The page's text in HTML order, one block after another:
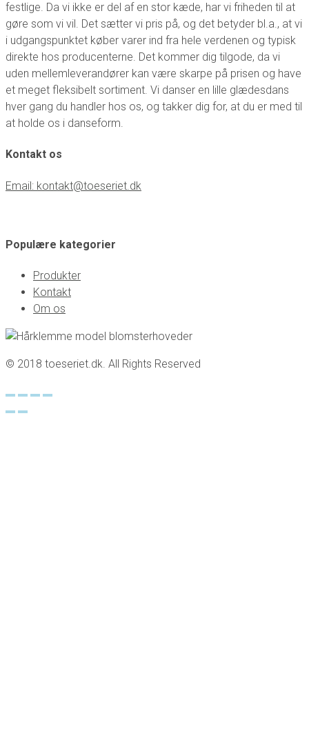
festlige. Da vi ikke er del af en stor kæde, har vi friheden til at
gøre som vi vil. Det sætter vi pris på, og det betyder bl.a., at vi
i udgangspunktet køber varer ind fra hele verdenen og typisk
direkte hos producenterne. Det kommer dig tilgode, da vi
uden mellemleverandører kan være skarpe på prisen og have
et meget fleksibelt sortiment. Vi danser en lille glædesdans
hver gang du handler hos os, og takker dig for, at du er med til
at holde os i danseform.
Kontakt os
Email: kontakt@toeseriet.dk
Populære kategorier
Produkter
Kontakt
Om os
© 2018 toeseriet.dk. All Rights Reserved